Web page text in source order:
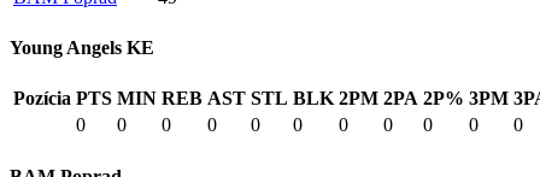
Young Angels KE
Pozícia PTS MIN REB AST STL BLK 2PM 2PA 2P% 3PM
0
0 0 0 0 0 0 0 0 0 0